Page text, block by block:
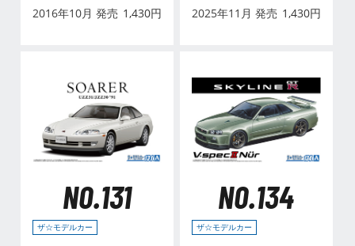
2016年10月 発売 1,430円 2025年11月 発売 1,430円
NO.131
ザ☆モデルカー
NO.134
ザ☆モデルカー